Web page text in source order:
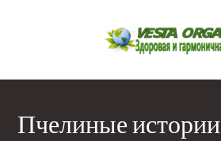
Пчелиные истории